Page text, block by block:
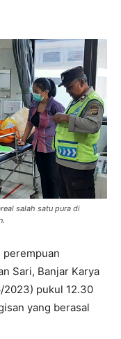
salah satu pura di
perempuan
Sari, Banjar Karya
2023) pukul 12.30
yang berasal